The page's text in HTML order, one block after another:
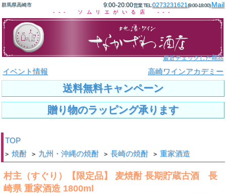
群馬県高崎市 9:00-20:00営業 TEL:0273231621(9:00-18:00)Mail
--- ソムリエがいる店 ---
最近チェックした商品
イベント情報 高崎ワインアカデミー
送料無料キャンペーン
贈り物のラッピング承ります
TOP
> 焼酎 > 九州・沖縄の焼酎 > 長崎の焼酎 > 重家酒造
村主（すぐり）【限定品】 麦焼酎 長期貯蔵古酒 長
崎県 重家酒造 1800ml